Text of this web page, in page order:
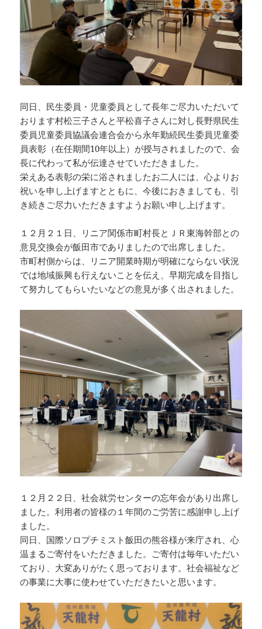
同日、民生委員・児童委員として長年ご尽力いただいて
おります村松三子さんと平松喜子さんに対し長野県民生
委員児童委員協議会連合会から永年勤続民生委員児童委
員表彰（在任期間10年以上）が授与されましたので、会
長に代わって私が伝達させていただきました。
栄えある表彰の栄に浴されましたお二人には、心よりお
祝いを申し上げますとともに、今後におきましても、引
き続きご尽力いただきますようお願い申し上げます。
１２月２１日、リニア関係市町村長とＪＲ東海幹部との
意見交換会が飯田市でありましたので出席しました。
市町村側からは、リニア開業時期が明確にならない状況
では地域振興も行えないことを伝え、早期完成を目指し
て努力してもらいたいなどの意見が多く出されました。
１２月２２日、社会就労センターの忘年会があり出席し
ました。利用者の皆様の１年間のご労苦に感謝申し上げ
ました。
同日、国際ソロプチミスト飯田の熊谷様が来庁され、心
温まるご寄付をいただきました。ご寄付は毎年いただい
ており、大変ありがたく思っております。社会福祉など
の事業に大事に使わせていただきたいと思います。